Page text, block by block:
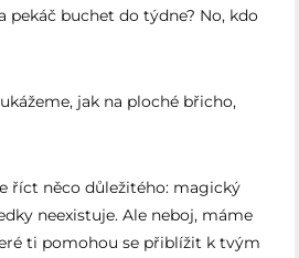
pekáč buchet do týdne? No, kdo
jak na ploché břicho,
říct něco důležitého: magický
neexistuje. Ale neboj, máme
ti pomohou se přiblížit k tvým